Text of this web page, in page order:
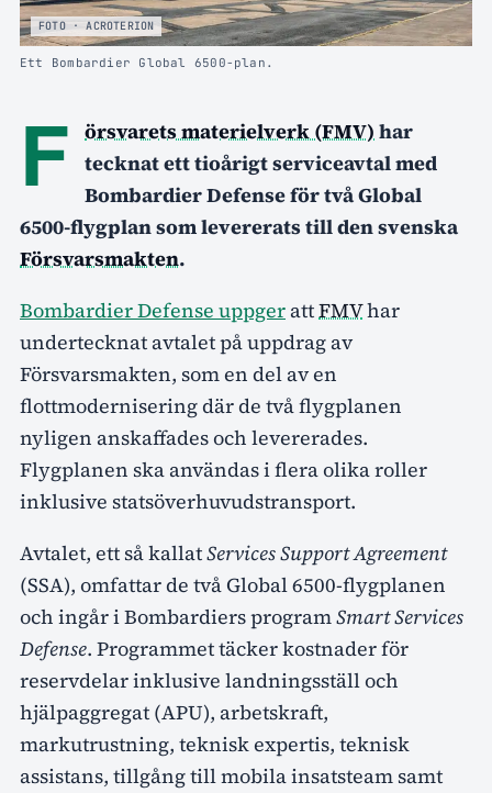
FOTO · ACROTERION
Ett Bombardier Global 6500-plan.
F örsvarets materielverk (FMV)har
tecknat ett tioårigt serviceavtal med
Bombardier Defense för två Global
6500-flygplan som levererats till den svenska
Försvarsmakten.
Bombardier Defense uppger attFMVhar
undertecknat avtalet på uppdrag av
Försvarsmakten, som en del av en
flottmodernisering där de två flygplanen
nyligen anskaffades och levererades.
Flygplanen ska användas i flera olika roller
inklusive statsöverhuvudstransport.
Avtalet, ett så kallatServices Support Agreement
(SSA), omfattar de två Global 6500-flygplanen
och ingår i Bombardiers programSmart Services
Defense. Programmet täcker kostnader för
reservdelar inklusive landningsställ och
hjälpaggregat (APU), arbetskraft,
markutrustning, teknisk expertis, teknisk
assistans, tillgång till mobila insatsteam samt